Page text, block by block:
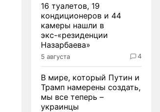
16 туалетов, 19
кондиционеров и 44
камеры нашли в
экс-«резиденции
Назарбаева»
5 августа 4
В мире, который Путин и
Трамп намерены создать,
мы все теперь –
украинцы